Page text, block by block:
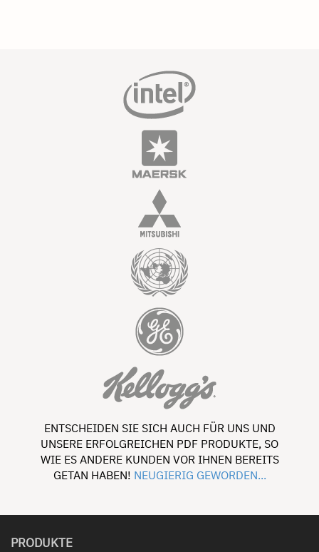
ENTSCHEIDEN SIE SICH AUCH FÜR UNS UND
UNSERE ERFOLGREICHEN PDF PRODUKTE, SO
WIE ES ANDERE KUNDEN VOR IHNEN BEREITS
GETAN HABEN! NEUGIERIG GEWORDEN...
PRODUKTE